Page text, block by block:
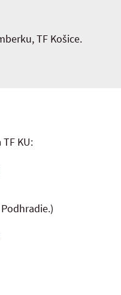
TF Košice.
KU: